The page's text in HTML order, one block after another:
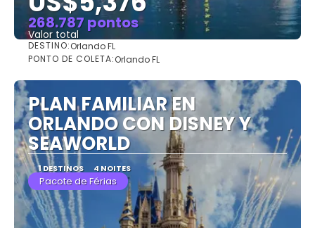
268.787 pontos
Valor total
Saiba mais
DESTINO:Orlando FL
PONTO DE COLETA:Orlando FL
PLAN FAMILIAR EN
ORLANDO CON DISNEY Y
SEAWORLD
1 DESTINOS 4 NOITES
Pacote de Férias